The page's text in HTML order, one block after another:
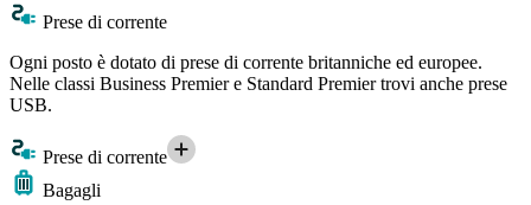
Prese di corrente
Ogni posto è dotato di prese di corrente britanniche ed europee.
Nelle classi Business Premier e Standard Premier trovi anche prese
USB.
Prese di corrente
Bagagli